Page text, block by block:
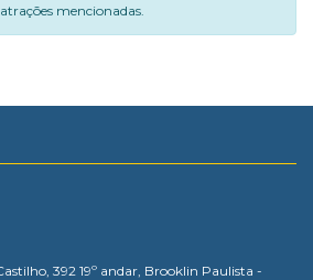
mencionadas.
392 19º andar, Brooklin Paulista -